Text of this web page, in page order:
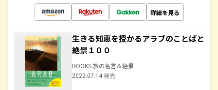
詳細を見る
生きる知恵を授かるアラブのことばと
絶景１００
BOOKS 旅の名言＆絶景
2022.07.14 発売